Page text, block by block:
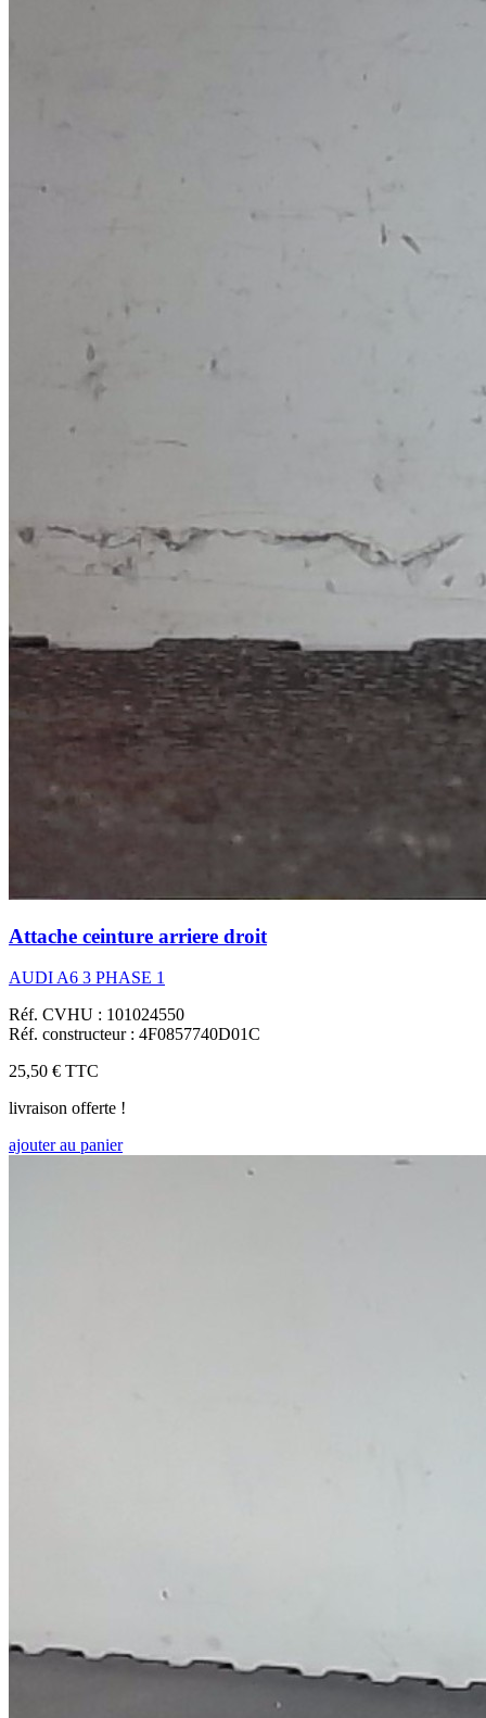
Attache ceinture arriere droit
AUDI A6 3 PHASE 1
Réf. CVHU : 101024550
Réf. constructeur : 4F0857740D01C
25,50 € TTC
livraison offerte !
ajouter au panier